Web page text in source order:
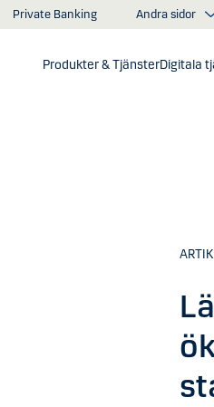
Private Banking Andra sidor
Produkter & TjänsterDigitala